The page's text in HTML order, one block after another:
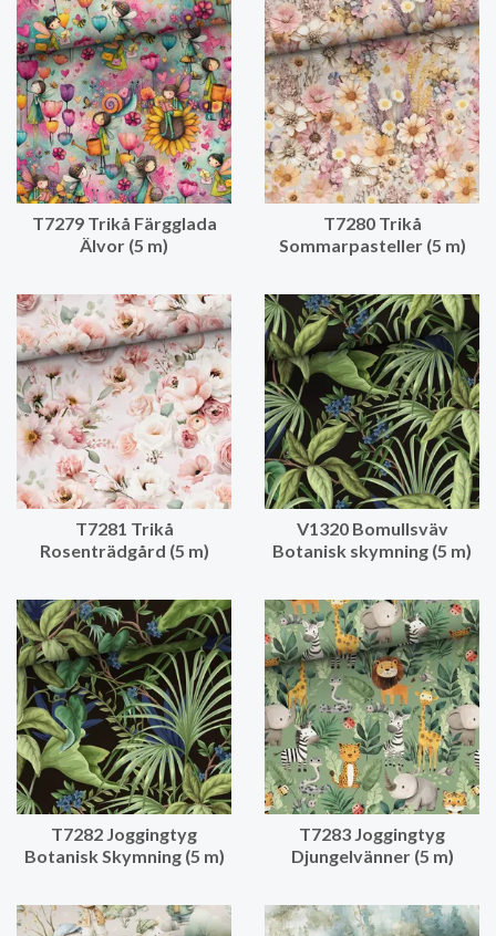
T7279 Trikå Färgglada
Älvor (5 m)
T7280 Trikå
Sommarpasteller (5 m)
T7281 Trikå
Rosenträdgård (5 m)
V1320 Bomullsväv
Botanisk skymning (5 m)
T7282 Joggingtyg
Botanisk Skymning (5 m)
T7283 Joggingtyg
Djungelvänner (5 m)